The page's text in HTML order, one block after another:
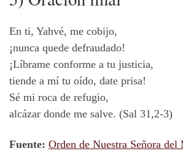
En ti, Yahvé, me cobijo,
¡nunca quede defraudado!
¡Líbrame conforme a tu justicia,
tiende a mí tu oído, date prisa!
Sé mi roca de refugio,
alcázar donde me salve. (Sal 31,2-3)
Fuente: Orden de Nuestra Señora del